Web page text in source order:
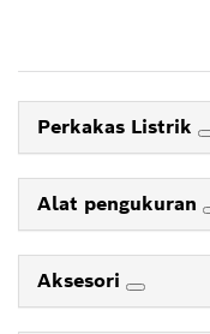
Perkakas Listrik
Alat pengukuran
Aksesori